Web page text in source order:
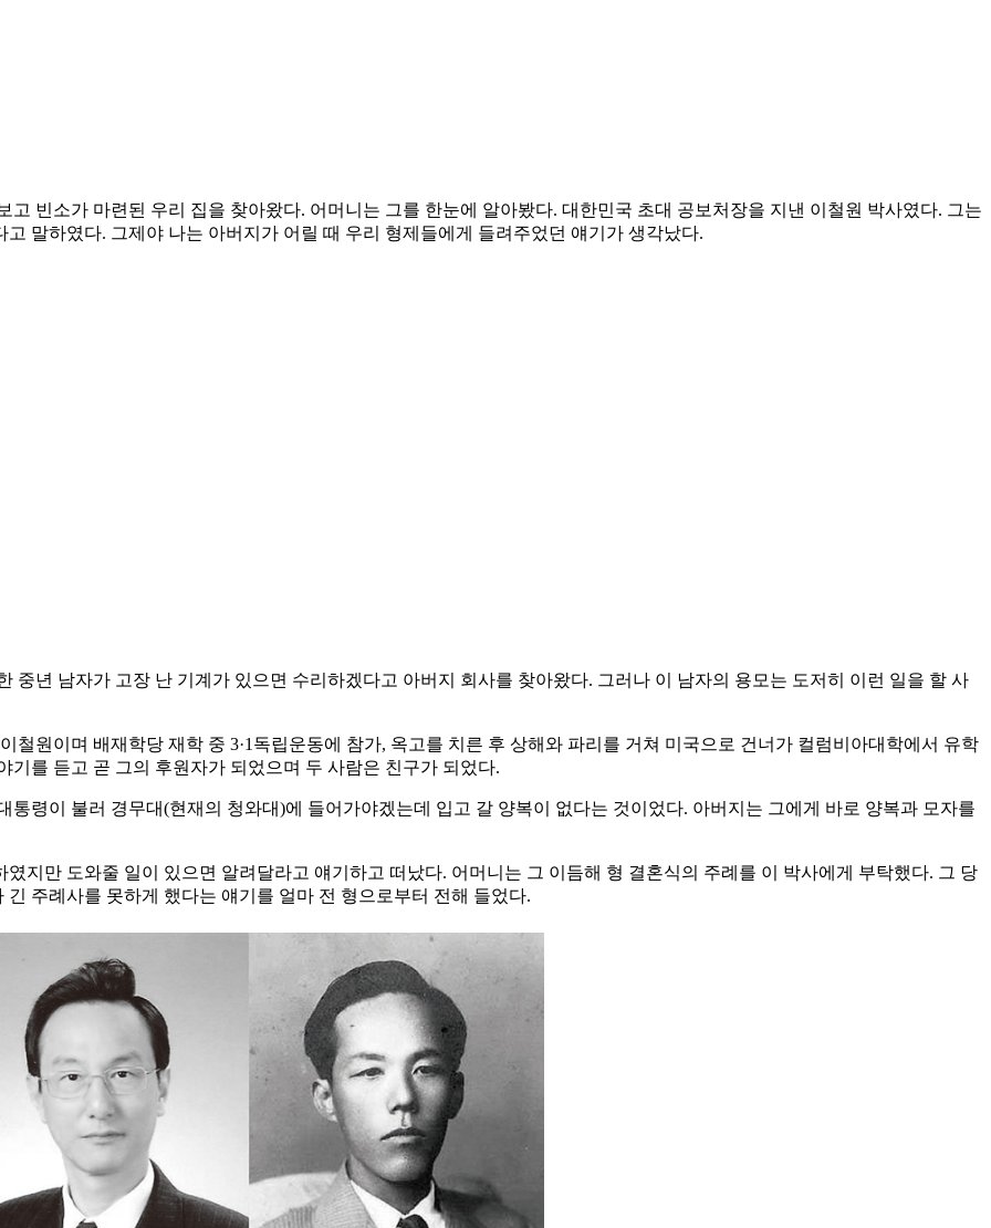
고 빈소가 마련된 우리 집을 찾아왔다. 어머니는 그를 한눈에 알아봤다. 대한민국 초대 공보처장을 지낸 이철원 박사였다. 그는
말하였다. 그제야 나는 아버지가 어릴 때 우리 형제들에게 들려주었던 얘기가 생각났다.
중년 남자가 고장 난 기계가 있으면 수리하겠다고 아버지 회사를 찾아왔다. 그러나 이 남자의 용모는 도저히 이런 일을 할 사
철원이며 배재학당 재학 중 3·1독립운동에 참가, 옥고를 치른 후 상해와 파리를 거쳐 미국으로 건너가 컬럼비아대학에서 유학
를 듣고 곧 그의 후원자가 되었으며 두 사람은 친구가 되었다.
통령이 불러 경무대(현재의 청와대)에 들어가야겠는데 입고 갈 양복이 없다는 것이었다. 아버지는 그에게 바로 양복과 모자를
지만 도와줄 일이 있으면 알려달라고 얘기하고 떠났다. 어머니는 그 이듬해 형 결혼식의 주례를 이 박사에게 부탁했다. 그 당
주례사를 못하게 했다는 얘기를 얼마 전 형으로부터 전해 들었다.